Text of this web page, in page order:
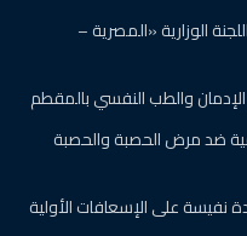
الوزارية «المصرية –
ضد مرض الحصبة والحصبة
نفيسة على الإسعافات الأولية